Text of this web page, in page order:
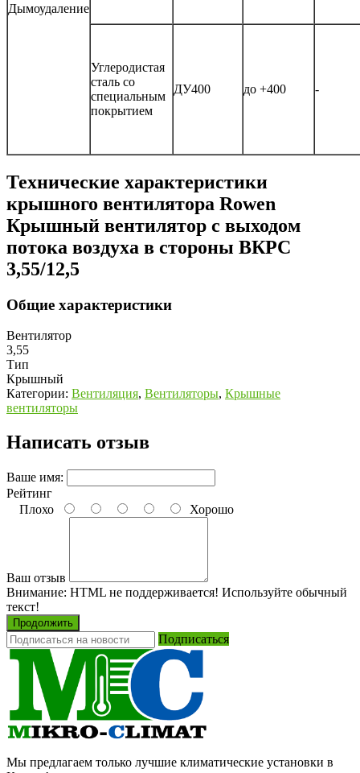
Дымоудаление
Углеродистая
сталь со
специальным
покрытием
ДУ400 до +400 -
Технические характеристики
крышного вентилятора Rowen
Крышный вентилятор с выходом
потока воздуха в стороны ВКРС
3,55/12,5
Общие характеристики
Вентилятор
3,55
Тип
Крышный
Категории: Вентиляция, Вентиляторы, Крышные
вентиляторы
Написать отзыв
Ваше имя:
Рейтинг
Плохо
Хорошо
Ваш отзыв
Внимание: HTML не поддерживается! Используйте обычный
текст!
Продолжить
Подписаться
Мы предлагаем только лучшие климатические установки в